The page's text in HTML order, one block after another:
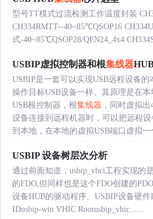
型号TT模式过流检测工作温度封装
CH334RMTT--40~85℃QSOP16
式-40~85℃QSOP28/QFN24_4x4
USBIP虚拟控制器和根集线器
USBIP是一套可以实现USB远程设备
操作目标USB设备一样。其原理是在
USB根控制器，根集线器 ，同时虚拟
设备连接到远程机器时，可以把远程
到本地，在本地的虚拟USB端口虚拟
USBIP 设备树层次分析
通过前面知道，usbip_vhci工程实现的
的FDO,但同样也是这个FDO创建的
设备HUB的驱动程序。USBIP设备硬
IDusbip-win VHIC Rootusbip_vhic......